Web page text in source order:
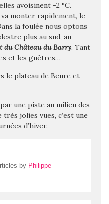
avoisinent -2 °C.
va monter rapidement, le
la foulée nous optons
plus au sud, au-
du Château du Barry. Tant
et les guêtres…
le plateau de Beure et
par une piste au milieu des
jolies vues, c’est une
d’hiver.
by Philippe